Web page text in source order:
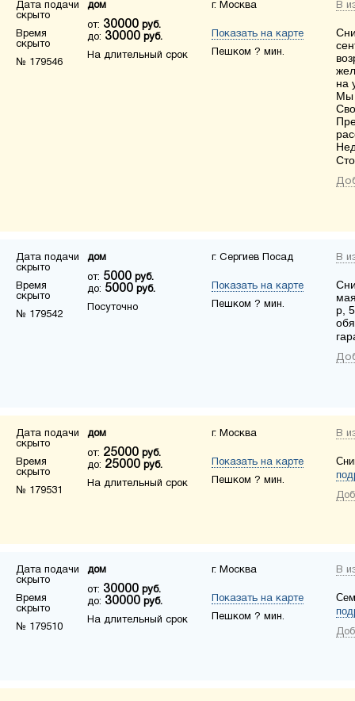
Дата подачи
скрыто
Время
скрыто
№ 179546
дом
от: 30000 руб.
до: 30000 руб.
На длительный срок
г. Москва
Показать на карте
Пешком ? мин.
В
на
Мы
Дата подачи
скрыто
Время
скрыто
№ 179542
дом
от: 5000 руб.
до: 5000 руб.
Посуточно
г. Сергиев Посад
Показать на карте
Пешком ? мин.
В
р,
Дата подачи
скрыто
Время
скрыто
№ 179531
дом
от: 25000 руб.
до: 25000 руб.
На длительный срок
г. Москва
Показать на карте
Пешком ? мин.
В
Дата подачи
скрыто
Время
скрыто
№ 179510
дом
от: 30000 руб.
до: 30000 руб.
На длительный срок
г. Москва
Показать на карте
Пешком ? мин.
В